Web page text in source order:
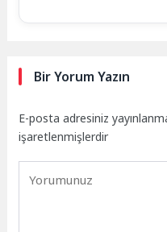
Bir Yorum Yazın
E-posta adresiniz
işaretlenmişlerdir